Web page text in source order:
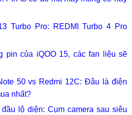
Turbo Pro: REDMI Turbo 4 Pro
pin của iQOO 15, các fan liệu sẽ
50 vs Redmi 12C: Đâu là điện
nhất?
lộ diện: Cụm camera sau siêu